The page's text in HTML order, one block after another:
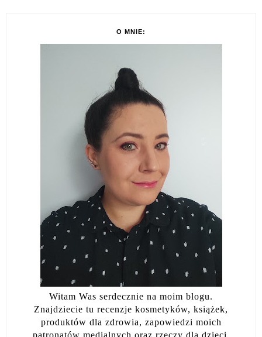
O MNIE:
Witam Was serdecznie na moim blogu.
Znajdziecie tu recenzje kosmetyków, książek,
produktów dla zdrowia, zapowiedzi moich